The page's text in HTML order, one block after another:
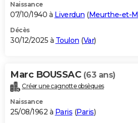
Naissance
07/10/1940 à Liverdun (Meurthe-et-
Décès
30/12/2025 à Toulon (Var)
Marc BOUSSAC (63 ans)
Créer une cagnotte obsèques
Naissance
25/08/1962 à Paris (Paris)